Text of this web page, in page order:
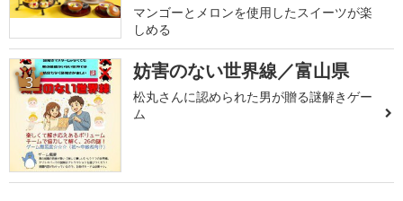
マンゴーとメロンを使用したスイーツが楽
しめる
3 妨害のない世界線／富山県
松丸さんに認められた男が贈る謎解きゲー
ム